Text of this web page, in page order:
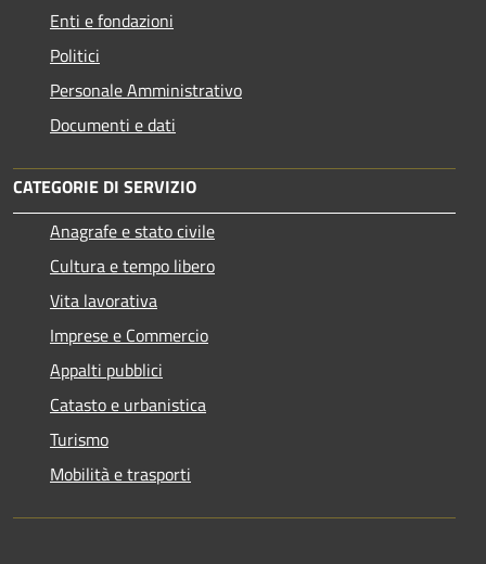
Enti e fondazioni
Politici
Personale Amministrativo
Documenti e dati
CATEGORIE DI SERVIZIO
Anagrafe e stato civile
Cultura e tempo libero
Vita lavorativa
Imprese e Commercio
Appalti pubblici
Catasto e urbanistica
Turismo
Mobilità e trasporti